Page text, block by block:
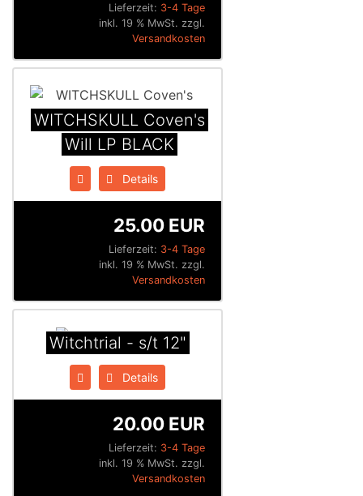
Lieferzeit: 3-4 Tage
inkl. 19 % MwSt. zzgl.
Versandkosten
WITCHSKULL Coven's
Will LP BLACK
Details
Lieferzeit: 3-4 Tage
25.00 EUR
inkl. 19 % MwSt. zzgl.
Versandkosten
Witchtrial - s/t 12"
Details
Lieferzeit: 3-4 Tage
20.00 EUR
inkl. 19 % MwSt. zzgl.
Versandkosten